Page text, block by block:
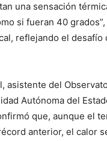
una sensación
si fueran 40
reflejando el desafío
asistente del
Autónoma del
que, aunque el
anterior, el calor